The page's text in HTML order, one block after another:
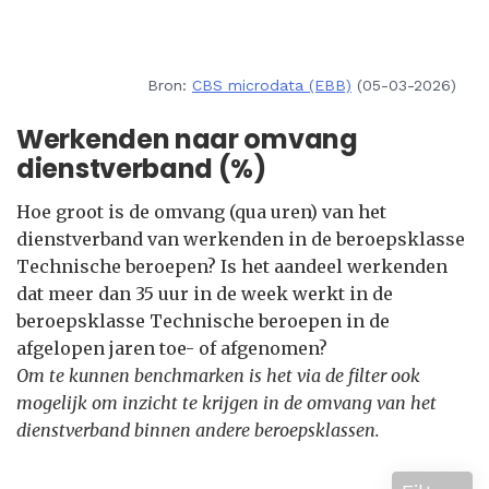
Bron: CBS microdata (EBB) (05-03-2026)
Werkenden naar omvang
dienstverband (%)
Hoe groot is de omvang (qua uren) van het
dienstverband van werkenden in de beroepsklasse
Technische beroepen? Is het aandeel werkenden
dat meer dan 35 uur in de week werkt in de
beroepsklasse Technische beroepen in de
afgelopen jaren toe- of afgenomen?
Om te kunnen benchmarken is het via de filter ook
mogelijk om inzicht te krijgen in de omvang van het
dienstverband binnen andere beroepsklassen.